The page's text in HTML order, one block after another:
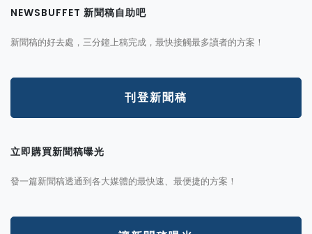
NEWSBUFFET 新聞稿自助吧
新聞稿的好去處，三分鐘上稿完成，最快接觸最多讀者的方案！
刊登新聞稿
立即購買新聞稿曝光
發一篇新聞稿透通到各大媒體的最快速、最便捷的方案！